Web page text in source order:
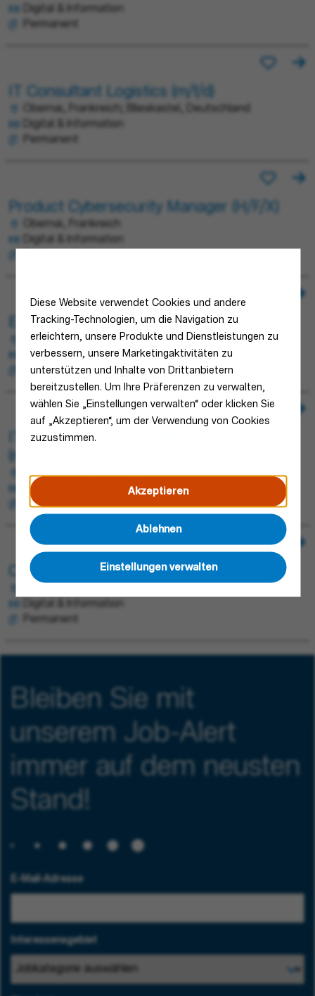
Diese Website verwendet Cookies und andere
Tracking-Technologien, um die Navigation zu
erleichtern, unsere Produkte und Dienstleistungen zu
verbessern, unsere Marketingaktivitäten zu
unterstützen und Inhalte von Drittanbietern
bereitzustellen. Um Ihre Präferenzen zu verwalten,
wählen Sie „Einstellungen verwalten“ oder klicken Sie
auf „Akzeptieren“, um der Verwendung von Cookies
zuzustimmen.
Akzeptieren
Ablehnen
Einstellungen verwalten
Permanent
IT Consultant Logistics (m/f/d)
Obernai, Frankreich; Blieskastel, Deutschland
Permanent
Product Cybersecurity Manager (H/F/X)
Obernai, Frankreich
Engineering Architect H/F/X
Obernai, Frankreich
Digital & Information
Permanent
IT Consultant SAP EWM Manufacturing
Obernai, Frankreich; Blieskastel, Deutschland
Digital & Information
Permanent
Chef de projet AI & Data (H/F/X)
Permanent
Bleiben Sie mit
unserem Job-Alert
immer auf dem neusten
Stand!
E-Mail-Adresse
Interessensgebiet